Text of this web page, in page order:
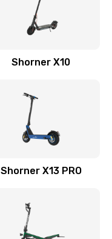
Shorner X10
Shorner X13 PRO